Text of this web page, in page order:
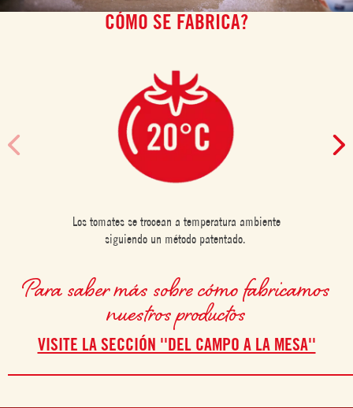
CÓMO SE FABRICA?
Los tomates se trocean a temperatura ambiente
siguiendo un método patentado.
Para saber más sobre cómo fabricamos
nuestros productos
VISITE LA SECCIÓN ''DEL CAMPO A LA MESA''